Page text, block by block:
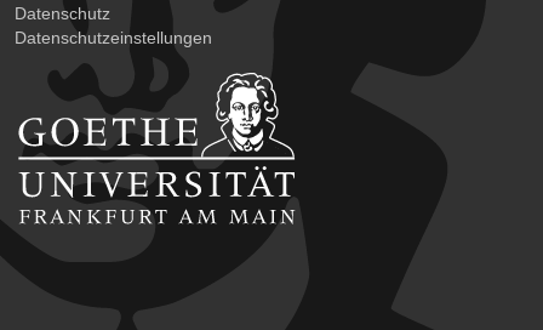
Datenschutz
Datenschutzeinstellungen